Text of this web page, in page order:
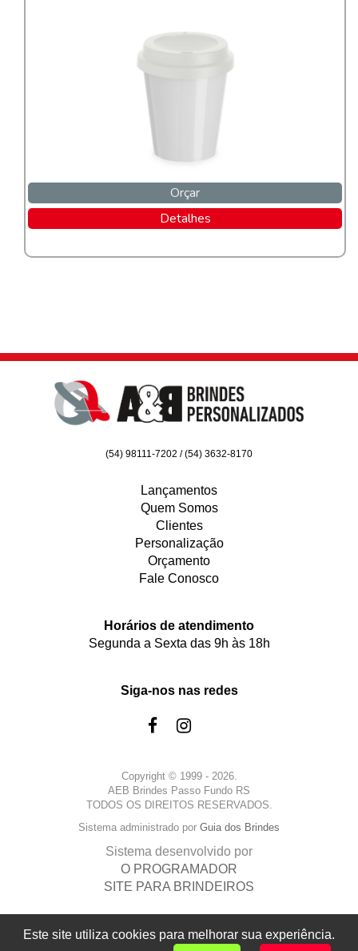
Orçar
Detalhes
(54) 98111-7202 / (54) 3632-8170
Lançamentos
Quem Somos
Clientes
Personalização
Orçamento
Fale Conosco
Horários de atendimento
Segunda a Sexta das 9h às 18h
Siga-nos nas redes
Copyright © 1999 - 2026.
AEB Brindes Passo Fundo RS
TODOS OS DIREITOS RESERVADOS.
Sistema administrado por Guia dos Brindes
Sistema desenvolvido por
O PROGRAMADOR
SITE PARA BRINDEIROS
Este site utiliza cookies para melhorar sua experiência.